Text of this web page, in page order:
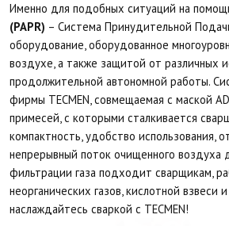
Именно для подобных ситуаций на
(PAPR) – Система Принудительной
оборудование, оборудованное
воздухе, а также защитой от различных
продолжительной автономной работы.
фирмы TECMEN, совмещаемая с маской
примесей, с которыми сталкивается
компактность, удобство использования,
непрерывный поток очищенного
фильтрации газа подходит сварщикам,
неорганических газов, кислотной
наслаждайтесь сваркой с TECMEN!